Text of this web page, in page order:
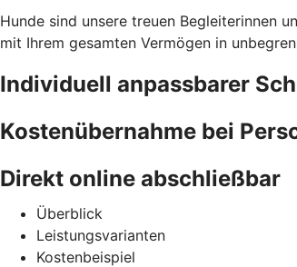
Hunde sind unsere treuen Begleiterinnen
mit Ihrem gesamten Vermögen in
Individuell anpassbarer
Kostenübernahme bei
Direkt online abschließbar
Überblick
Leistungsvarianten
Kostenbeispiel